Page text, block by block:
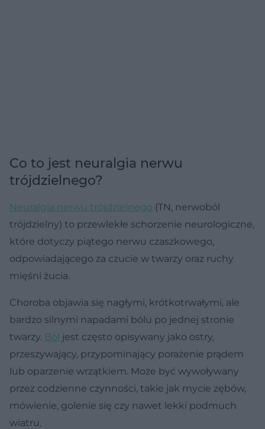
Co to jest neuralgia nerwu
trójdzielnego?
Neuralgia nerwu trójdzielnego (TN, nerwoból
trójdzielny) to przewlekłe schorzenie neurologiczne,
które dotyczy piątego nerwu czaszkowego,
odpowiadającego za czucie w twarzy oraz ruchy
mięśni żucia.
Choroba objawia się nagłymi, krótkotrwałymi, ale
bardzo silnymi napadami bólu po jednej stronie
twarzy. Ból jest często opisywany jako ostry,
przeszywający, przypominający porażenie prądem
lub oparzenie wrzątkiem. Może być wywoływany
przez codzienne czynności, takie jak mycie zębów,
mówienie, golenie się czy nawet lekki podmuch
wiatru.